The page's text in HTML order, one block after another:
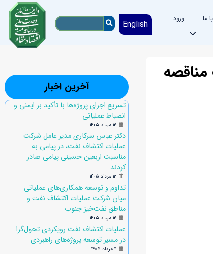
ما ورود English
آخرین اخبار
تسریع اجرای پروژه‌ها با تأکید بر ایمنی و
انضباط عملیاتی
۱۲ مرداد ۱۴۰۵
دکتر عباس سرکاری مدیر عامل شرکت
عملیات اکتشاف نفت، در پیامی به
مناسبت اربعین حسینی پیامی صادر
کردند
۱۲ مرداد ۱۴۰۵
تداوم و توسعه همکاری‌های عملیاتی
میان شرکت عملیات اکتشاف نفت و
مناطق نفت‌خیز جنوب
۱۲ مرداد ۱۴۰۵
عملیات اکتشاف نفت رویکردی تحول‌گرا
در مسیر توسعه پروژه‌های راهبردی
۱۱ مرداد ۱۴۰۵